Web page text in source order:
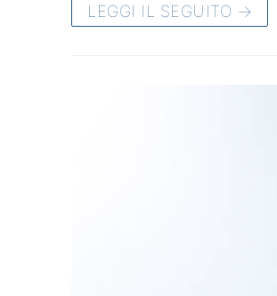
LEGGI IL SEGUITO →